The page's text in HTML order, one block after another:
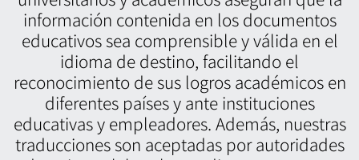
información contenida en los documentos
educativos sea comprensible y válida en el
idioma de destino, facilitando el
reconocimiento de sus logros académicos en
diferentes países y ante instituciones
educativas y empleadores. Además, nuestras
traducciones son aceptadas por autoridades